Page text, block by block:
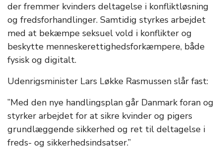
der fremmer kvinders deltagelse i konfliktløsning
og fredsforhandlinger. Samtidig styrkes arbejdet
med at bekæmpe seksuel vold i konflikter og
beskytte menneskerettighedsforkæmpere, både
fysisk og digitalt.
Udenrigsminister Lars Løkke Rasmussen slår fast:
”Med den nye handlingsplan går Danmark foran og
styrker arbejdet for at sikre kvinder og pigers
grundlæggende sikkerhed og ret til deltagelse i
freds- og sikkerhedsindsatser.”